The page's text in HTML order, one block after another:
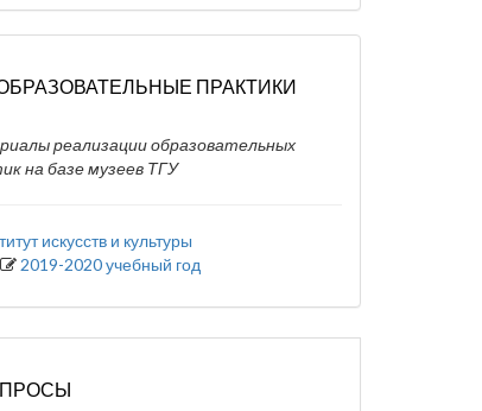
ПРАКТИКИ
реализации образовательных
на базе музеев ТГУ
искусств и культуры
2019-2020 учебный год